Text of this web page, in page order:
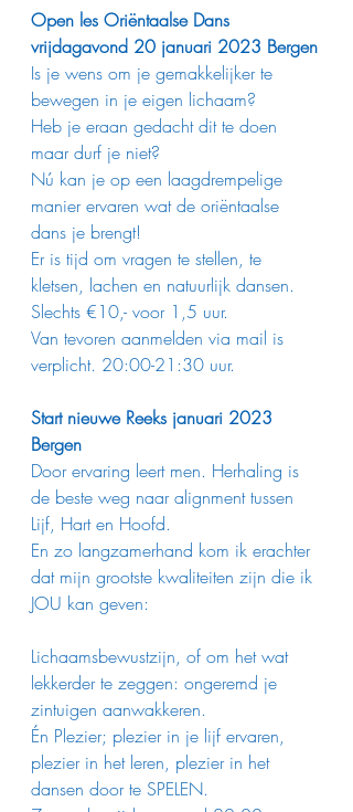
Open les Oriëntaalse Dans
vrijdagavond 20 januari 2023 Bergen
Is je wens om je gemakkelijker te
bewegen in je eigen lichaam?
Heb je eraan gedacht dit te doen
maar durf je niet?
Nú kan je op een laagdrempelige
manier ervaren wat de oriëntaalse
dans je brengt!
Er is tijd om vragen te stellen, te
kletsen, lachen en natuurlijk dansen.
Slechts €10,- voor 1,5 uur.
Van tevoren aanmelden via mail is
verplicht. 20:00-21:30 uur.
Start nieuwe Reeks januari 2023
Bergen
Door ervaring leert men. Herhaling is
de beste weg naar alignment tussen
Lijf, Hart en Hoofd.
En zo langzamerhand kom ik erachter
dat mijn grootste kwaliteiten zijn die ik
JOU kan geven:
Lichaamsbewustzijn, of om het wat
lekkerder te zeggen: ongeremd je
zintuigen aanwakkeren.
Én Plezier; plezier in je lijf ervaren,
plezier in het leren, plezier in het
dansen door te SPELEN.